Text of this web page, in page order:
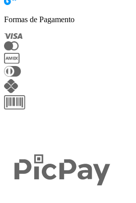
Formas de Pagamento